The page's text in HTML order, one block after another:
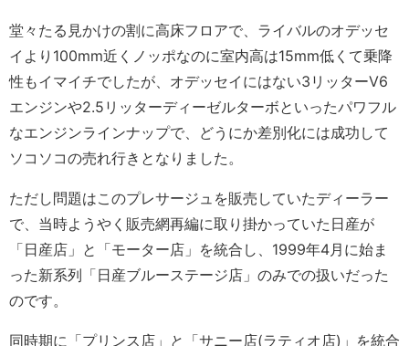
堂々たる見かけの割に高床フロアで、ライバルのオデッセ
イより100mm近くノッポなのに室内高は15mm低くて乗降
性もイマイチでしたが、オデッセイにはない3リッターV6
エンジンや2.5リッターディーゼルターボといったパワフル
なエンジンラインナップで、どうにか差別化には成功して
ソコソコの売れ行きとなりました。
ただし問題はこのプレサージュを販売していたディーラー
で、当時ようやく販売網再編に取り掛かっていた日産が
「日産店」と「モーター店」を統合し、1999年4月に始ま
った新系列「日産ブルーステージ店」のみでの扱いだった
のです。
同時期に「プリンス店」と「サニー店(ラティオ店)」を統合